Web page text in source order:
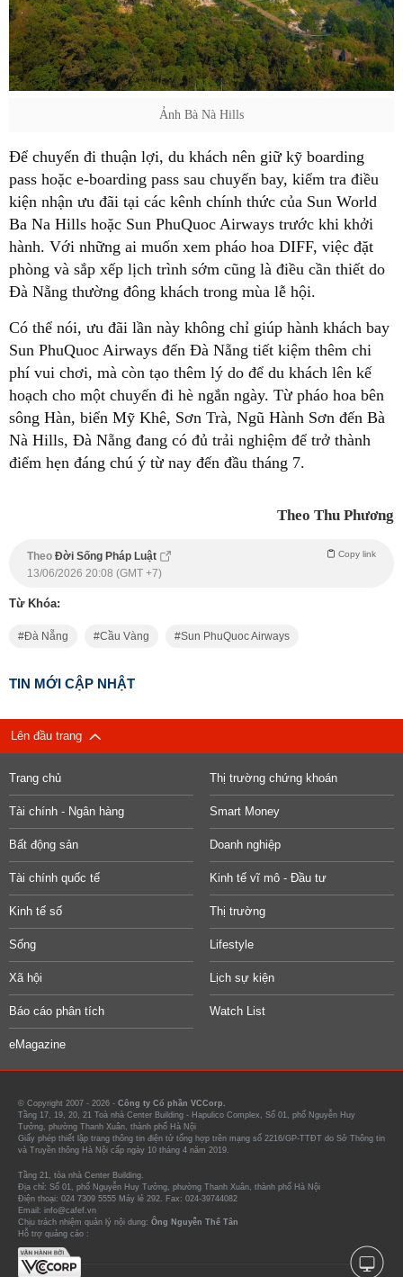
Ảnh Bà Nà Hills
Để chuyến đi thuận lợi, du khách nên giữ kỹ boarding
pass hoặc e-boarding pass sau chuyến bay, kiểm tra điều
kiện nhận ưu đãi tại các kênh chính thức của Sun World
Ba Na Hills hoặc Sun PhuQuoc Airways trước khi khởi
hành. Với những ai muốn xem pháo hoa DIFF, việc đặt
phòng và sắp xếp lịch trình sớm cũng là điều cần thiết do
Đà Nẵng thường đông khách trong mùa lễ hội.
Có thể nói, ưu đãi lần này không chỉ giúp hành khách bay
Sun PhuQuoc Airways đến Đà Nẵng tiết kiệm thêm chi
phí vui chơi, mà còn tạo thêm lý do để du khách lên kế
hoạch cho một chuyến đi hè ngắn ngày. Từ pháo hoa bên
sông Hàn, biển Mỹ Khê, Sơn Trà, Ngũ Hành Sơn đến Bà
Nà Hills, Đà Nẵng đang có đủ trải nghiệm để trở thành
điểm hẹn đáng chú ý từ nay đến đầu tháng 7.
Theo Thu Phương
Theo Đời Sống Pháp Luật Copy link
13/06/2026 20:08 (GMT +7)
Từ Khóa:
Đà Nẵng Cầu Vàng Sun PhuQuoc Airways
TIN MỚI CẬP NHẬT
Lên đầu trang
Trang chủ Thị trường chứng khoán
Tài chính - Ngân hàng Smart Money
Bất động sản Doanh nghiệp
Tài chính quốc tế Kinh tế vĩ mô - Đầu tư
Kinh tế số Thị trường
Sống Lifestyle
Xã hội Lịch sự kiện
Báo cáo phân tích Watch List
eMagazine
© Copyright 2007 - 2026 - Công ty Cổ phần VCCorp.
Tầng 17, 19, 20, 21 Toà nhà Center Building - Hapulico Complex, Số 01, phố Nguyễn Huy
Tưởng, phường Thanh Xuân, thành phố Hà Nội
Giấy phép thiết lập trang thông tin điện tử tổng hợp trên mạng số 2216/GP-TTĐT do Sở Thông tin
và Truyền thông Hà Nội cấp ngày 10 tháng 4 năm 2019.
Tầng 21, tòa nhà Center Building.
Địa chỉ: Số 01, phố Nguyễn Huy Tưởng, phường Thanh Xuân, thành phố Hà Nội
Điện thoại: 024 7309 5555 Máy lẻ 292. Fax: 024-39744082
Email: info@cafef.vn
Chịu trách nhiệm quản lý nội dung: Ông Nguyễn Thế Tân
Hỗ trợ quảng cáo :